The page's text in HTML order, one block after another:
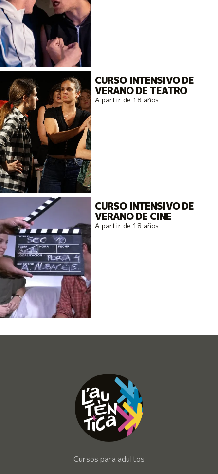
CURSO INTENSIVO DE
VERANO DE TEATRO
A partir de 18 años
CURSO INTENSIVO DE
VERANO DE CINE
A partir de 18 años
Cursos para adultos